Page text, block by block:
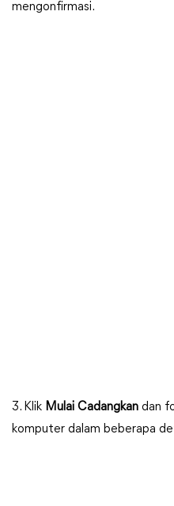
mengonfirmasi.
3. Klik Mulai Cadangkan dan
komputer dalam beberapa